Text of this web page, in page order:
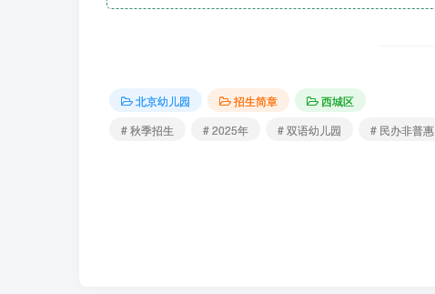
北京幼儿园 招生简章
西城区
# 秋季招生
# 2025年 # 双语幼儿园 # 民办非普惠